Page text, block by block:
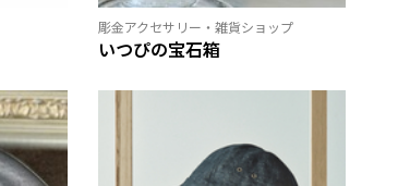
彫金アクセサリー・雑貨ショップ
いつぴの宝石箱